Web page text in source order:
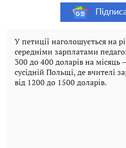
У петиції наголошується на
середніми зарплатами
300 до 400 доларів на місяць
сусідній Польщі, де вчителі
від 1200 до 1500 доларів.